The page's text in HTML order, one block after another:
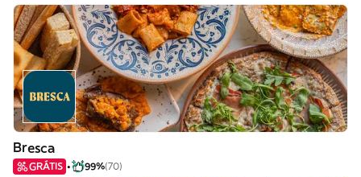
Bresca
GRÁTIS 99%(70)